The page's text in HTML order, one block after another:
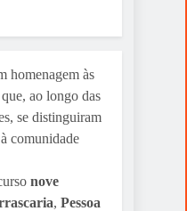
homenagem às
ao longo das
se distinguiram
comunidade
nove
, Pessoa